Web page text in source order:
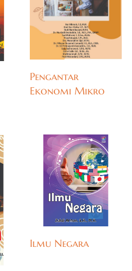
Pengantar
Ekonomi Mikro
Ilmu Negara